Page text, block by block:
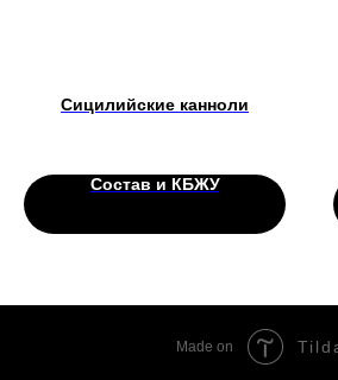
Сицилийские канноли
Состав и КБЖУ
Made on